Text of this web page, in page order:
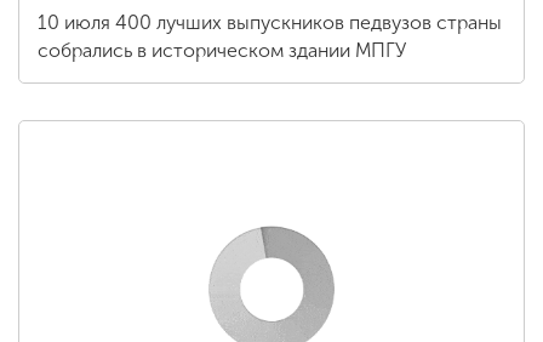
10 июля 400 лучших выпускников педвузов страны
собрались в историческом здании МПГУ